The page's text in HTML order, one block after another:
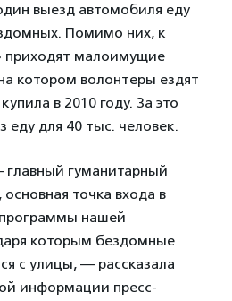
выезд автомобиля еду
Помимо них, к
приходят малоимущие
котором волонтеры ездят
в 2010 году. За это
еду для 40 тыс. человек.
гуманитарный
точка входа в
нашей
которым бездомные
с улицы, — рассказала
информации пресс-